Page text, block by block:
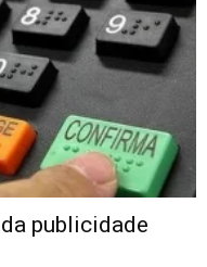
publicidade